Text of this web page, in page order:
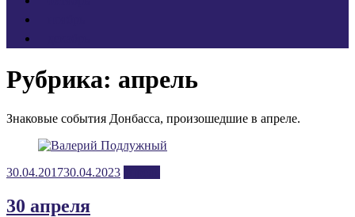
Рубрика: апрель
Знаковые события Донбасса, произошедшие в апреле.
Posted
30.04.201730.04.2023
30 апреля